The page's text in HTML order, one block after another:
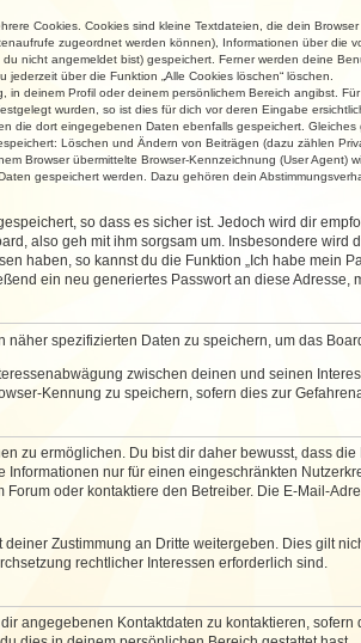
Cookies. Cookies sind kleine Textdateien, die dein
zugeordnet werden können), Informationen über
nicht angemeldet bist) gespeichert. Ferner werden deine
über die Funktion „Alle Cookies löschen“ löschen.
deinem Profil oder deinem persönlichem Bereich angibst.
wurden, so ist dies für dich vor deren Eingabe
die dort eingegebenen Daten ebenfalls gespeichert.
Löschen und Ändern von Beiträgen (dazu zählen
Browser übermittelte Browser-Kennzeichnung (User Agent)
gespeichert werden. Dazu gehören dein
so dass es sicher ist. Jedoch wird dir
also geh mit ihm sorgsam um. Insbesondere
haben, so kannst du die Funktion „Ich habe mein
ein neu generiertes Passwort an diese Adresse,
spezifizierten Daten zu speichern, um das
zwischen deinen und seinen
Kennung zu speichern, sofern dies zur
zu ermöglichen. Du bist dir daher bewusst, dass
nur für einen eingeschränkten
oder kontaktiere den Betreiber. Die E-Mail-
Zustimmung an Dritte weitergeben. Dies gilt
rechtlicher Interessen erforderlich sind.
angegebenen Kontaktdaten zu kontaktieren,